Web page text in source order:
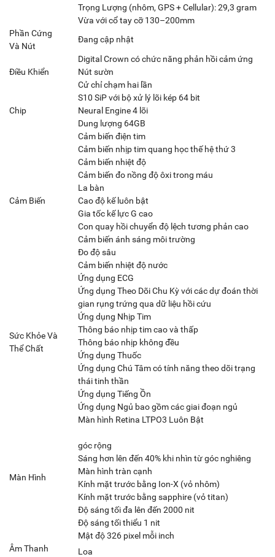
Trọng Lượng (nhôm, GPS + Cellular): 29,3 gram
Vừa với cổ tay cỡ 130–200mm
Phần Cứng
Và Nút
Đang cập nhật
Điều Khiển
Digital Crown có chức năng phản hồi cảm ứng
Nút sườn
Cử chỉ chạm hai lần
Chip
S10 SiP với bộ xử lý lõi kép 64 bit
Neural Engine 4 lõi
Dung lượng 64GB
Cảm Biến
Cảm biến điện tim
Cảm biến nhịp tim quang học thế hệ thứ 3
Cảm biến nhiệt độ
Cảm biến đo nồng độ ôxi trong máu
La bàn
Cao độ kế luôn bật
Gia tốc kế lực G cao
Con quay hồi chuyển độ lệch tương phản cao
Cảm biến ánh sáng môi trường
Đo độ sâu
Cảm biến nhiệt độ nước
Sức Khỏe Và
Thể Chất
Ứng dụng ECG
Ứng dụng Theo Dõi Chu Kỳ với các dự đoán thời
gian rụng trứng qua dữ liệu hồi cứu
Ứng dụng Nhịp Tim
Thông báo nhịp tim cao và thấp
Thông báo nhịp không đều
Ứng dụng Thuốc
Ứng dụng Chú Tâm có tính năng theo dõi trạng
thái tinh thần
Ứng dụng Tiếng Ồn
Ứng dụng Ngủ bao gồm các giai đoạn ngủ
Màn Hình
Màn hình Retina LTPO3 Luôn Bật
góc rộng
Sáng hơn lên đến 40% khi nhìn từ góc nghiêng
Màn hình tràn cạnh
Kính mặt trước bằng Ion-X (vỏ nhôm)
Kính mặt trước bằng sapphire (vỏ titan)
Độ sáng tối đa lên đến 2000 nit
Độ sáng tối thiểu 1 nit
Mật độ 326 pixel mỗi inch
Âm Thanh
Loa